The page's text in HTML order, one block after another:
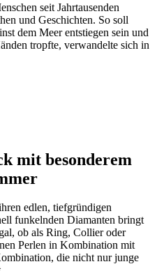
seit Jahrtausenden
und Geschichten. So soll
dem Meer entstiegen sein und
tropfte, verwandelte sich in
mit besonderem
edlen, tiefgründigen
funkelnden Diamanten bringt
ob als Ring, Collier oder
Perlen in Kombination mit
die nicht nur junge